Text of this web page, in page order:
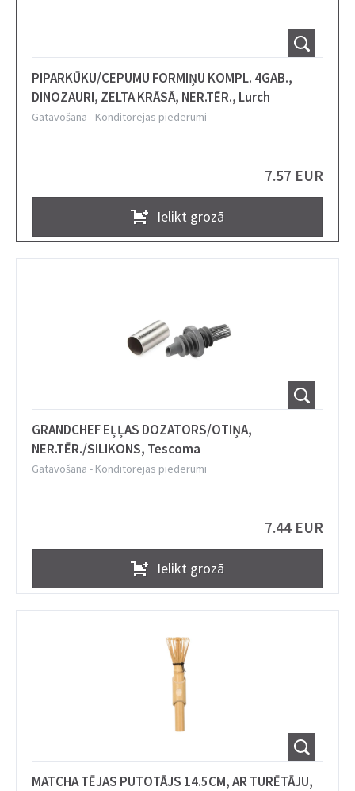
PIPARKŪKU/CEPUMU FORMIŅU KOMPL. 4GAB.,
DINOZAURI, ZELTA KRĀSĀ, NER.TĒR., Lurch
Gatavošana - Konditorejas piederumi
7.57 EUR
Ielikt grozā
GRANDCHEF EĻĻAS DOZATORS/OTIŅA,
NER.TĒR./SILIKONS, Tescoma
Gatavošana - Konditorejas piederumi
7.44 EUR
Ielikt grozā
MATCHA TĒJAS PUTOTĀJS 14.5CM, AR TURĒTĀJU,